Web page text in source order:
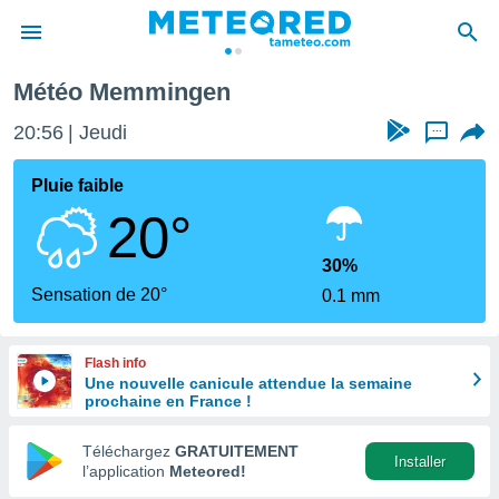
de
par
en
Météo Memmingen
20:56 Jeudi ...
Pluie faible
20°
Sensation de 20°
30%
0.1 mm
Flash info
Une nouvelle canicule attendue la semaine
prochaine en France !
Téléchargez GRATUITEMENT
l’application Meteored!
Installer